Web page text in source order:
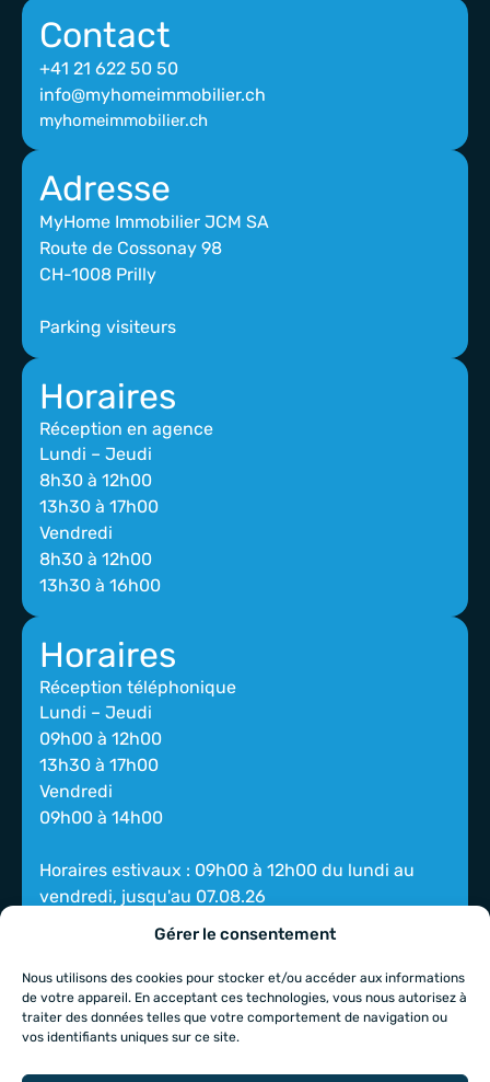
Gérer le consentement
Nous utilisons des cookies pour stocker et/ou accéder aux informations
de votre appareil. En acceptant ces technologies, vous nous autorisez à
traiter des données telles que votre comportement de navigation ou
vos identifiants uniques sur ce site.
Contact
+41 21 622 50 50
info@myhomeimmobilier.ch
myhomeimmobilier.ch
Adresse
MyHome Immobilier JCM SA
Route de Cossonay 98
CH-1008 Prilly
Parking visiteurs
Horaires
Réception en agence
Lundi – Jeudi
8h30 à 12h00
13h30 à 17h00
Vendredi
8h30 à 12h00
13h30 à 16h00
Horaires
Réception téléphonique
Lundi – Jeudi
09h00 à 12h00
13h30 à 17h00
Vendredi
09h00 à 14h00
Horaires estivaux : 09h00 à 12h00 du lundi au
vendredi, jusqu'au 07.08.26
Réseaux